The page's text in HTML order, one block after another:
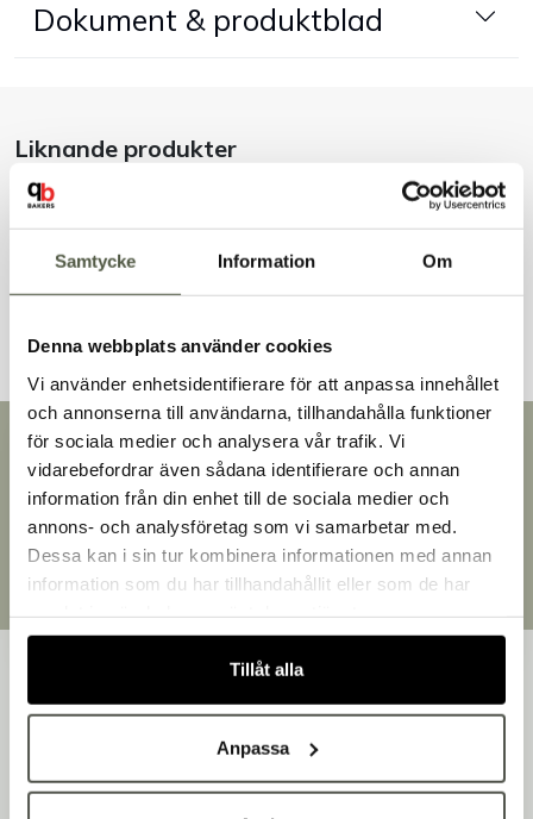
Samtycke Information Om
Denna webbplats använder cookies
Vi använder enhetsidentifierare för att anpassa innehållet
och annonserna till användarna, tillhandahålla funktioner
för sociala medier och analysera vår trafik. Vi
vidarebefordrar även sådana identifierare och annan
information från din enhet till de sociala medier och
annons- och analysföretag som vi samarbetar med.
Dessa kan i sin tur kombinera informationen med annan
information som du har tillhandahållit eller som de har
Tillåt alla
Anpassa
Om Bakers
Kundtjänst
Kontakt
Dokument & produktblad
Liknande produkter
Andra kunder tittade även på
Snabb leverans
Leverans inom 3-5 arbetsdagar.
Brett sortiment
Över 30 000 produkter
Egen produktion
Designat och tillverkat i Småland
utrustning för bageri, konditori och restaurang – med egen
Välkommen till Bakers!
Handlar du som företag eller privatperson?
Fortsätt som privatperson